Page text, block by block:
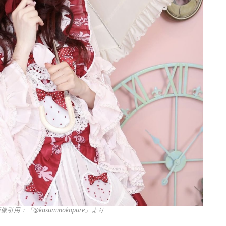
引用：「@kasuminokopure」より